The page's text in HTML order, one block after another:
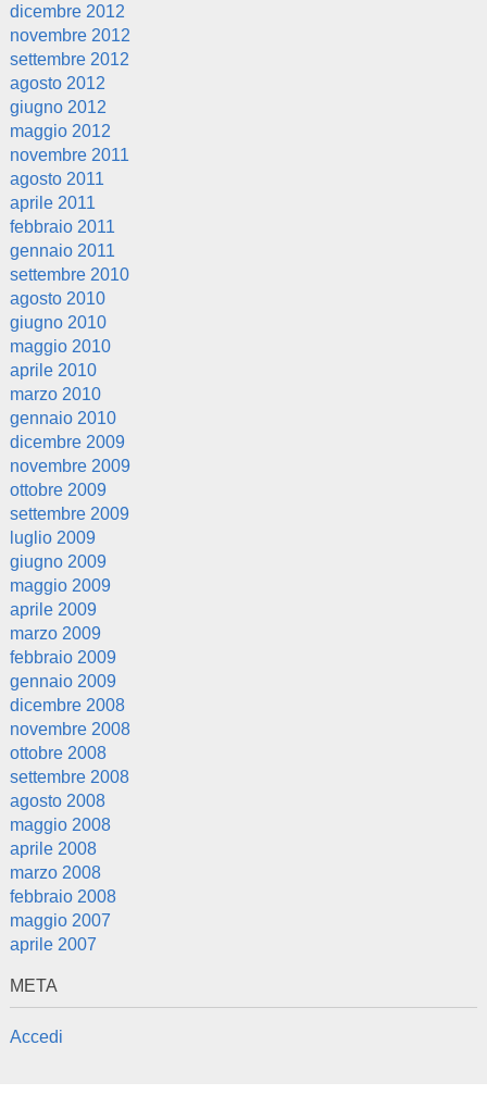
dicembre 2012
novembre 2012
settembre 2012
agosto 2012
giugno 2012
maggio 2012
novembre 2011
agosto 2011
aprile 2011
febbraio 2011
gennaio 2011
settembre 2010
agosto 2010
giugno 2010
maggio 2010
aprile 2010
marzo 2010
gennaio 2010
dicembre 2009
novembre 2009
ottobre 2009
settembre 2009
luglio 2009
giugno 2009
maggio 2009
aprile 2009
marzo 2009
febbraio 2009
gennaio 2009
dicembre 2008
novembre 2008
ottobre 2008
settembre 2008
agosto 2008
maggio 2008
aprile 2008
marzo 2008
febbraio 2008
maggio 2007
aprile 2007
META
Accedi